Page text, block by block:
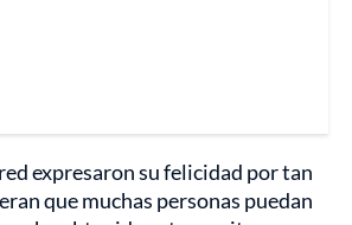
expresaron su felicidad por tan
que muchas personas puedan